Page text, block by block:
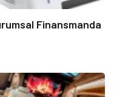
Finansmanda